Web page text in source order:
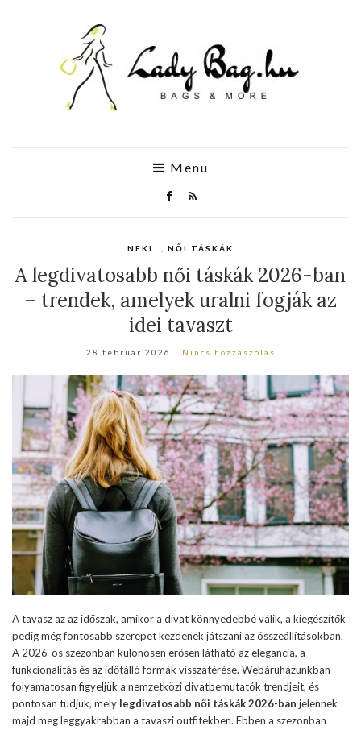
Menu
NEKI NŐI TÁSKÁK
A legdivatosabb női táskák 2026-ban
– trendek, amelyek uralni fogják az
idei tavaszt
28 február 2026 Nincs hozzászólás
A tavasz az az időszak, amikor a divat könnyedebbé válik, a kiegészítők
pedig még fontosabb szerepet kezdenek játszani az összeállításokban.
A 2026-os szezonban különösen erősen látható az elegancia, a
funkcionalitás és az időtálló formák visszatérése. Webáruházunkban
folyamatosan figyeljük a nemzetközi divatbemutatók trendjeit, és
pontosan tudjuk, mely legdivatosabb női táskák 2026-ban jelennek
majd meg leggyakrabban a tavaszi outfitekben. Ebben a szezonban